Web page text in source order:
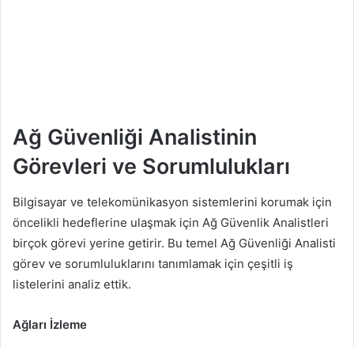
Ağ Güvenliği Analistinin
Görevleri ve Sorumlulukları
Bilgisayar ve telekomünikasyon sistemlerini korumak için
öncelikli hedeflerine ulaşmak için Ağ Güvenlik Analistleri
birçok görevi yerine getirir. Bu temel Ağ Güvenliği Analisti
görev ve sorumluluklarını tanımlamak için çeşitli iş
listelerini analiz ettik.
Ağları İzleme